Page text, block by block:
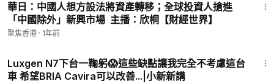
訂閱電子報👉https://landofhope.tv/%E9%AB%98%E6%B
D%94-email
場資訊以及經濟熱點議題，幫助您快速了解市場變化及投資動
向。
華日：中國人想方設法將資產轉移；全球投資人搶進
「中國除外」新興市場 主播：欣桐【財經世界】
聚焦香港 · 1年前
Luxgen N7下台一鞠躬😱這些缺點讓我完全不考慮這台
車 希望BRIA Cavira可以改善...|小新新講